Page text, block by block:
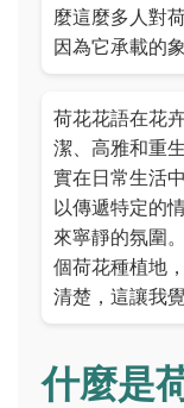
麼這麼多人對
因為它承載的象
荷花花語在花
潔、高雅和重
實在日常生活
以傳遞特定的
來寧靜的氛圍
個荷花種植地
清楚，這讓我
什麼是